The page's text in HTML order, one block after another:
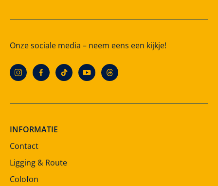
Onze sociale media – neem eens een kijkje!
INFORMATIE
Contact
Ligging & Route
Colofon